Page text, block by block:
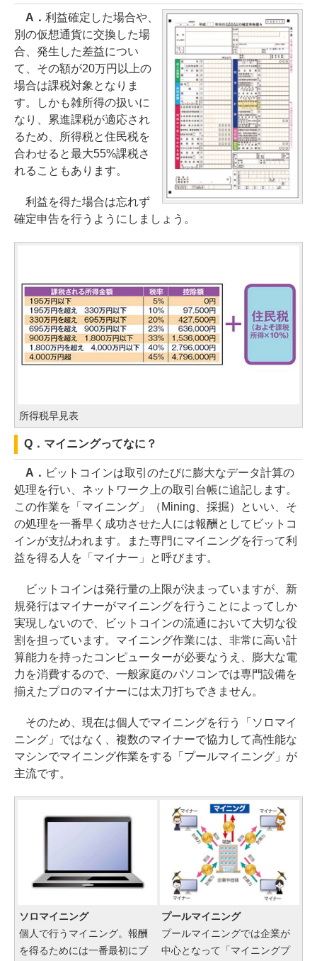
A． 利益確定した場合や、
別の仮想通貨に交換した場
合、発生した差益につい
て、その額が20万円以上の
場合は課税対象となりま
す。しかも雑所得の扱いに
なり、累進課税が適応され
るため、所得税と住民税を
合わせると最大55%課税さ
れることもあります。
利益を得た場合は忘れず
確定申告を行うようにしましょう。
所得税早見表
Q．マイニングってなに？
A． ビットコインは取引のたびに膨大なデータ計算の
処理を行い、ネットワーク上の取引台帳に追記します。
この作業を「マイニング」（Mining、採掘）といい、そ
の処理を一番早く成功させた人には報酬としてビットコ
インが支払われます。また専門にマイニングを行って利
益を得る人を「マイナー」と呼びます。
ビットコインは発行量の上限が決まっていますが、新
規発行はマイナーがマイニングを行うことによってしか
実現しないので、ビットコインの流通において大切な役
割を担っています。マイニング作業には、非常に高い計
算能力を持ったコンピューターが必要なうえ、膨大な電
力を消費するので、一般家庭のパソコンでは専門設備を
揃えたプロのマイナーには太刀打ちできません。
そのため、現在は個人でマイニングを行う「ソロマイ
ニング」ではなく、複数のマイナーで協力して高性能な
マシンでマイニング作業をする「プールマイニング」が
主流です。
ソロマイニング
個人で行うマイニング。報酬
を得るためには一番最初にブ
プールマイニング
プールマイニングでは企業が
中心となって「マイニングプ